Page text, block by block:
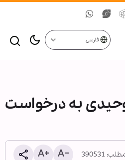
فارسی
به درخواست
390531